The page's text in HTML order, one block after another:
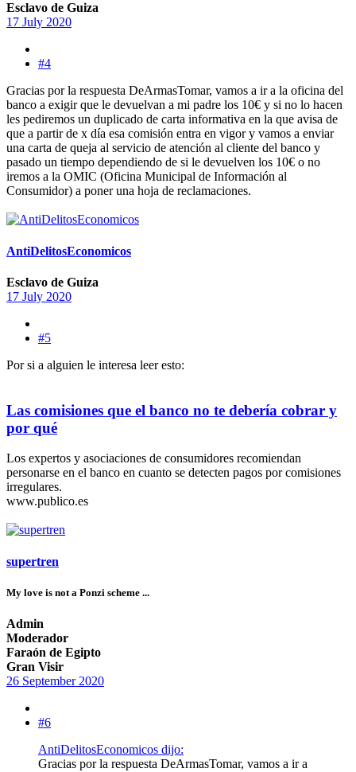
Esclavo de Guiza
17 July 2020
#4
Gracias por la respuesta DeArmasTomar, vamos a ir a la oficina del
banco a exigir que le devuelvan a mi padre los 10€ y si no lo hacen
les pediremos un duplicado de carta informativa en la que avisa de
que a partir de x día esa comisión entra en vigor y vamos a enviar
una carta de queja al servicio de atención al cliente del banco y
pasado un tiempo dependiendo de si le devuelven los 10€ o no
iremos a la OMIC (Oficina Municipal de Información al
Consumidor) a poner una hoja de reclamaciones.
AntiDelitosEconomicos
Esclavo de Guiza
17 July 2020
#5
Por si a alguien le interesa leer esto:
Las comisiones que el banco no te debería cobrar y
por qué
Los expertos y asociaciones de consumidores recomiendan
personarse en el banco en cuanto se detecten pagos por comisiones
irregulares.
www.publico.es
supertren
My love is not a Ponzi scheme ...
Admin
Moderador
Faraón de Egipto
Gran Visir
26 September 2020
#6
AntiDelitosEconomicos dijo:
Gracias por la respuesta DeArmasTomar, vamos a ir a